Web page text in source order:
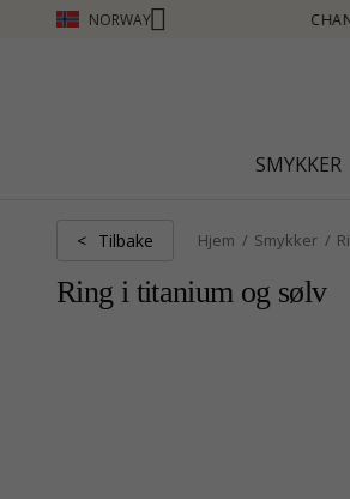
NORWAY
- KLIKK HER
SMYKKER
< Tilbake Hjem Smykker
Ring i titanium og sølv